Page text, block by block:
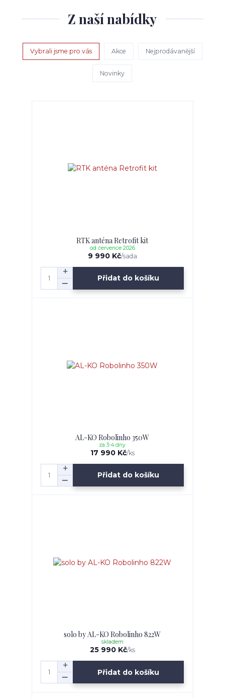
Z naší nabídky
Vybrali jsme pro vás Akce Nejprodávanější
Novinky
RTK anténa Retrofit kit
9 990 Kč/sada
od července 2026
Přidat do košíku
AL-KO Robolinho 350W
17 990 Kč/ks
za 3-4 dny
Přidat do košíku
solo by AL-KO Robolinho 822W
25 990 Kč/ks
skladem
Přidat do košíku